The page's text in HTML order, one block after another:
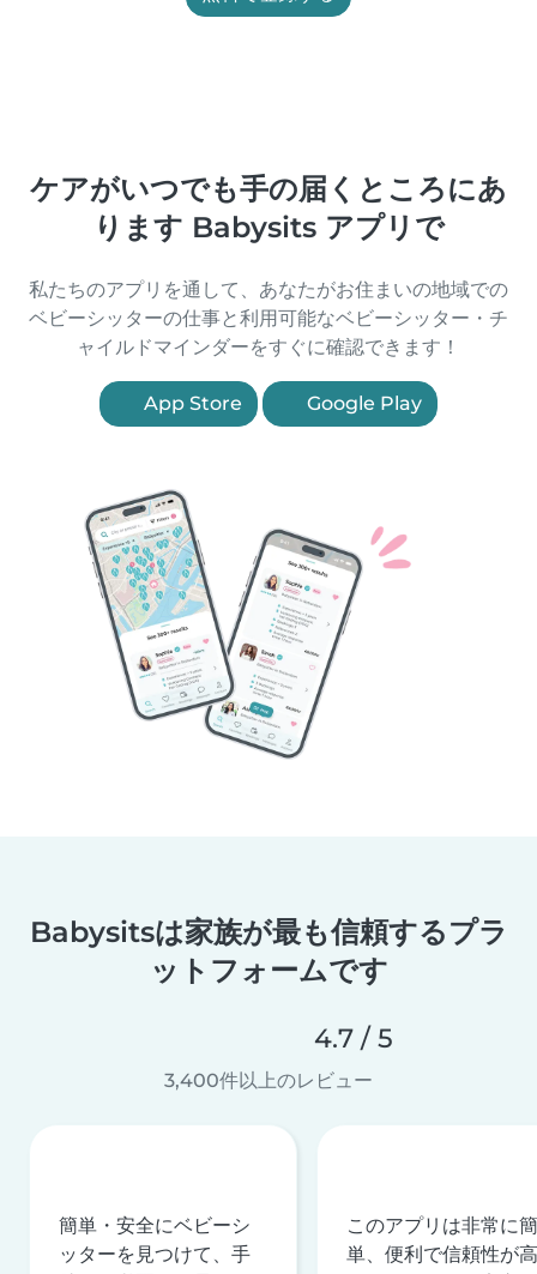
ケアがいつでも手の届くところにあ
ります Babysits アプリで
私たちのアプリを通して、あなたがお住まいの地域での
ベビーシッターの仕事と利用可能なベビーシッター・チ
ャイルドマインダーをすぐに確認できます！
App Store Google Play
Babysitsは家族が最も信頼するプラ
ットフォームです
4.7 / 5
3,400件以上のレビュー
簡単・安全にベビーシ
ッターを見つけて、手
このアプリは非常に簡
単、便利で信頼性が高